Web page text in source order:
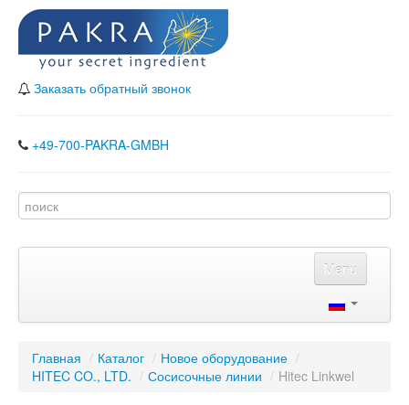
Заказать обратный звонок
+49-700-PAKRA-GMBH
Menu
Наши партнеры
Главная / Каталог / Новое оборудование /
HITEC CO., LTD. / Сосисочные линии / Hitec Linkwel